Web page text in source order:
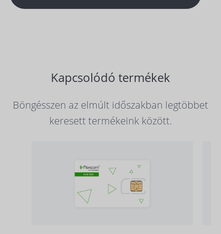
Kapcsolódó termékek
Böngésszen az elmúlt időszakban legtöbbet
keresett termékeink között.